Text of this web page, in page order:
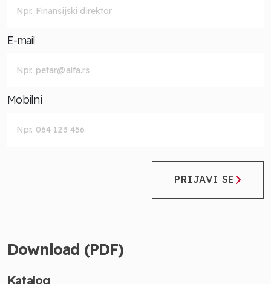
E-mail
Mobilni
PRIJAVI SE
Download (PDF)
Katalog